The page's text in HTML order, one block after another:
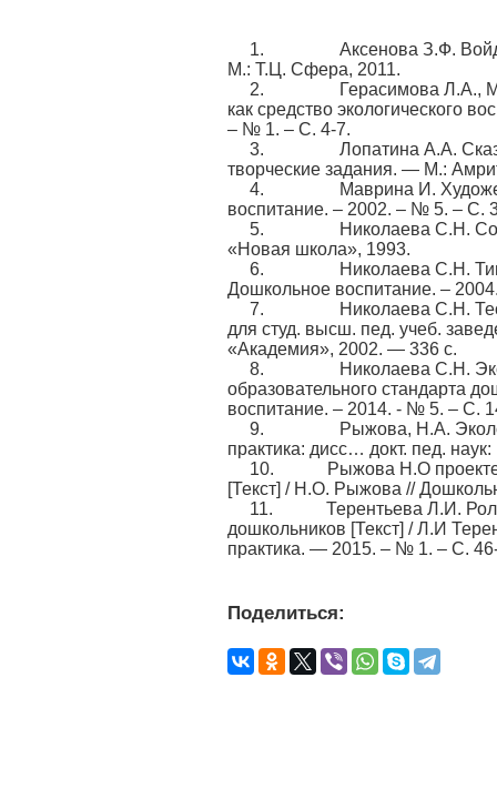
1. Аксенова З.Ф. Войди в
М.: Т.Ц. Сфера, 2011.
2.
Герасимова Л.А.,
как средство экологического
– № 1. – С. 4-7.
3. Лопатина А.А. Сказки
творческие задания. — М.:
4. Маврина И.
воспитание. – 2002. – № 5. – С.
5. Николаева С.Н.
«Новая школа», 1993.
6. Николаева С.Н. Типовая
Дошкольное воспитание. –
7. Николаева С.Н. Теория и
для студ. высш. пед. учеб.
«Академия», 2002. — 336 с.
8. Николаева С.Н.
образовательного стандарта
воспитание. – 2014. - № 5. – С.
9. Рыжова, Н.А.
практика: дисс… докт. пед.
10. Рыжова Н.О проекте
[Текст] / Н.О. Рыжова //
11. Терентьева Л.И. Роль
дошкольников [Текст] / Л.И
практика. — 2015. – № 1. – С.
Поделиться: